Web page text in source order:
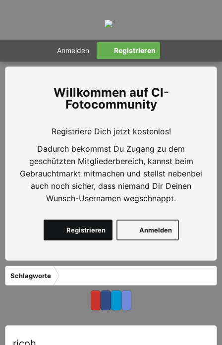
Anmelden Registrieren
CI-
Fotocommunity
Registriere Dich jetzt kostenlos!
Dadurch bekommst Du Zugang zu dem
geschützten Mitgliederbereich, kannst beim
Gebrauchtmarkt mitmachen und stellst nebenbei
auch noch sicher, dass niemand Dir Deinen
Wunsch-Usernamen wegschnappt.
Anmelden
Registrieren
Schlagworte